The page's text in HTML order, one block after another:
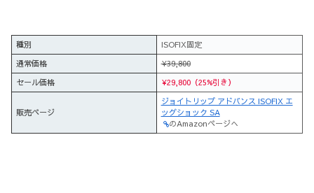
種別
ISOFIX固定
通常価格
¥39,800
セール価格
¥29,800（25%引き）
販売ページ
ジョイトリップ アドバンス ISOFIX エ
ッグショック SA
のAmazonページへ